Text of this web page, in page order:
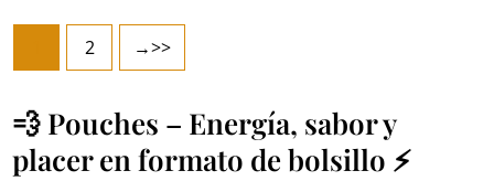
2 →
💨 Pouches – Energía, sabor y
placer en formato de bolsillo ⚡